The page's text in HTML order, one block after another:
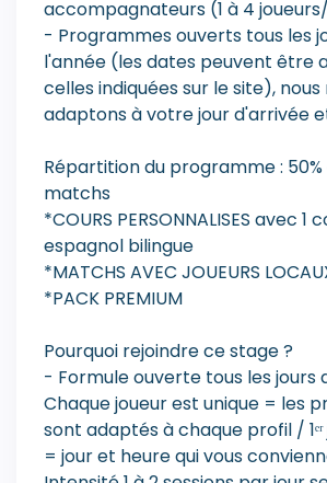
accompagnateurs (1 à 4
- Programmes ouverts tous les
l'année (les dates peuvent être
celles indiquées sur le site), nous
adaptons à votre jour d'arrivée
Répartition du programme : 50%
matchs
*COURS PERSONNALISES avec 1
espagnol bilingue
*MATCHS AVEC JOUEURS
*PACK PREMIUM
Pourquoi rejoindre ce stage ?
- Formule ouverte tous les jours
Chaque joueur est unique = les
sont adaptés à chaque profil /
= jour et heure qui vous